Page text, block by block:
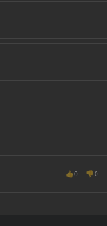
👍 0 👎 0